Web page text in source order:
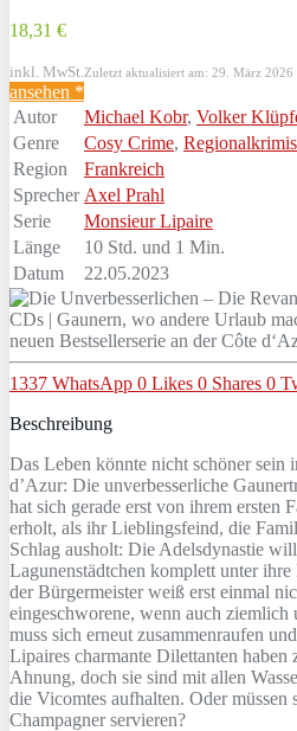
18,31 €
inkl. MwSt. Zuletzt aktualisiert am: 29. März 2026
ansehen *
Autor
Michael Kobr, Volker
Genre
Cosy Crime, Regionalkrimis
Region
Frankreich
Sprecher Axel Prahl
Serie
Monsieur Lipaire
Länge
10 Std. und 1 Min.
Datum
22.05.2023
1337 WhatsApp 0 Likes 0 Shares 0
Beschreibung
Das Leben könnte nicht schöner sein
d’Azur: Die unverbesserliche
hat sich gerade erst von ihrem ersten
erholt, als ihr Lieblingsfeind, die
Schlag ausholt: Die Adelsdynastie
Lagunenstädtchen komplett unter
der Bürgermeister weiß erst einmal
eingeschworene, wenn auch ziemlich
muss sich erneut zusammenraufen
Lipaires charmante Dilettanten
Ahnung, doch sie sind mit allen
die Vicomtes aufhalten. Oder müssen
Champagner servieren?